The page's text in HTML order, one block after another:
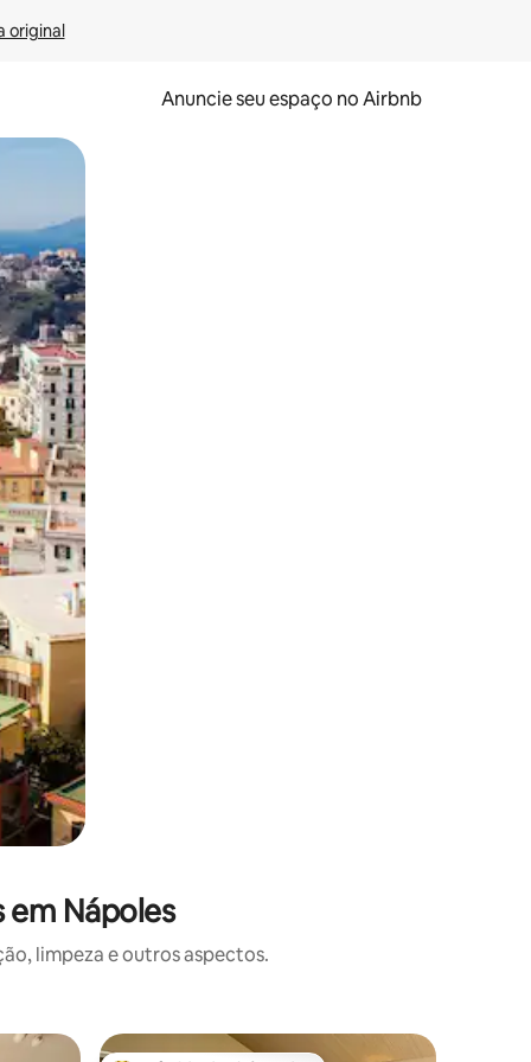
original
Anuncie seu espaço no Airbnb
o dedo na tela.
Nápoles
limpeza e outros aspectos.